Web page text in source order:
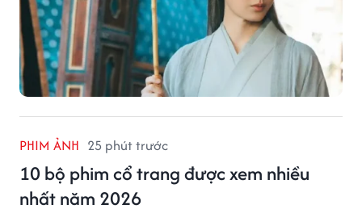
PHIM ẢNH 25 phút trước
10 bộ phim cổ trang được xem nhiều
nhất năm 2026